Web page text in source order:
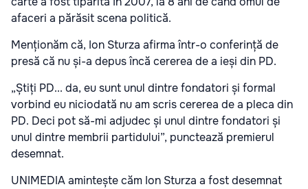
afaceri a părăsit scena politică.
Menționăm că, Ion Sturza afirma într-o conferință de
presă că nu și-a depus încă cererea de a ieși din PD.
„Știți PD... da, eu sunt unul dintre fondatori și formal
vorbind eu niciodată nu am scris cererea de a pleca din
PD. Deci pot să-mi adjudec și unul dintre fondatori și
unul dintre membrii partidului”, punctează premierul
desemnat.
UNIMEDIA amintește căm Ion Sturza a fost desemnat